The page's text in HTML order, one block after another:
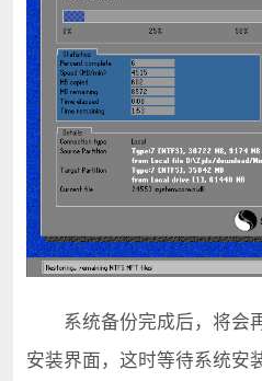
系统备份完成后，将会
安装界面，这时等待系统安